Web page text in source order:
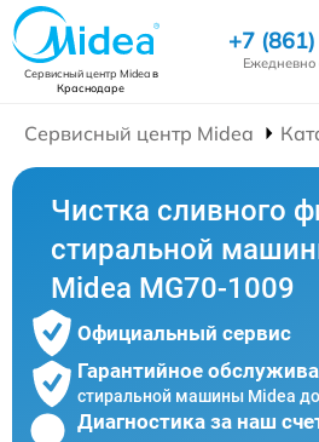
Сервисный центр Mideaв
Краснодаре
+7
Сервисный центр Midea
Чистка сливного
стиральной
Midea MG70-1009
Официальный сервис
Гарантийное
стиральной машины Midea
Диагностика за наш